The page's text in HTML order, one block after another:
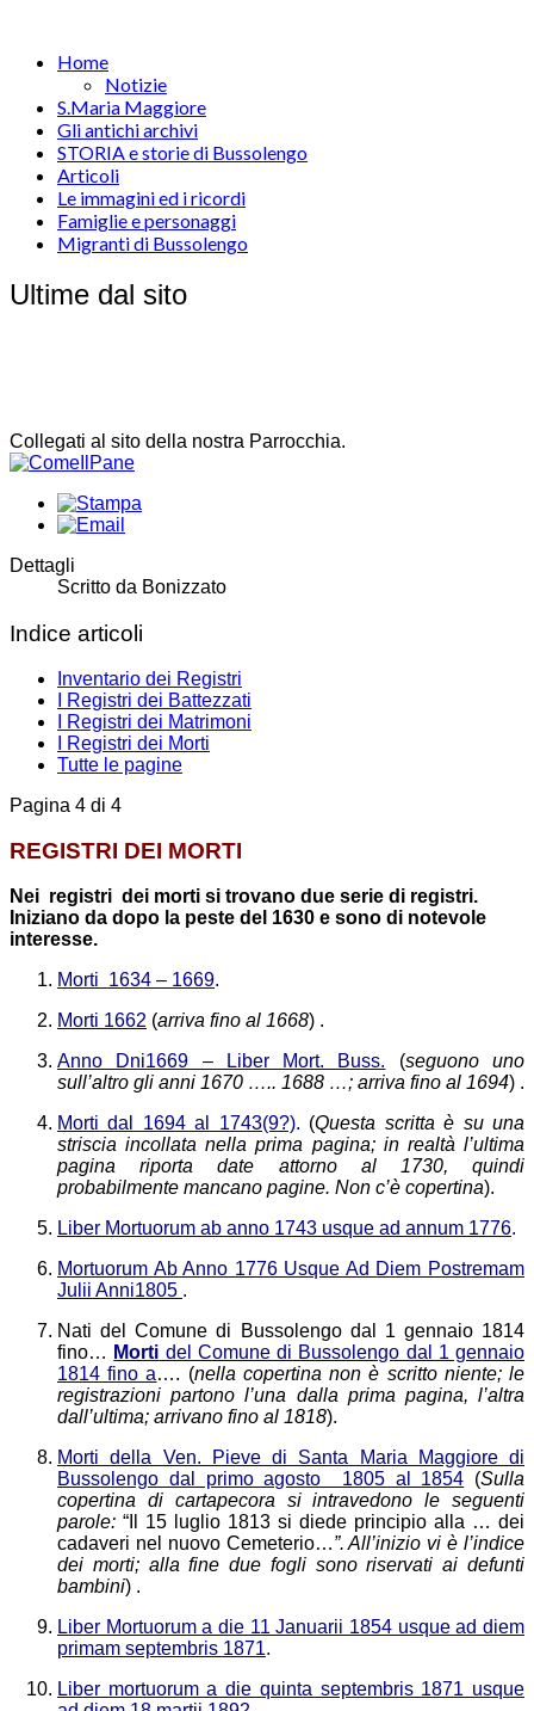
Home
Notizie
S.Maria Maggiore
Gli antichi archivi
STORIA e storie di Bussolengo
Articoli
Le immagini ed i ricordi
Famiglie e personaggi
Migranti di Bussolengo
Ultime dal sito
Collegati al sito della nostra Parrocchia.
Dettagli
Scritto da Bonizzato
Indice articoli
Inventario dei Registri
I Registri dei Battezzati
I Registri dei Matrimoni
I Registri dei Morti
Tutte le pagine
Pagina 4 di 4
REGISTRI DEI MORTI
Nei registri dei morti si trovano due serie di registri.
Iniziano da dopo la peste del 1630 e sono di notevole
interesse.
Morti 1634 – 1669.
Morti 1662 (arriva fino al 1668) .
Anno Dni1669 – Liber Mort. Buss. (seguono uno
sull’altro gli anni 1670 ….. 1688 …; arriva fino al 1694) .
Morti dal 1694 al 1743(9?). (Questa scritta è su una
striscia incollata nella prima pagina; in realtà l’ultima
pagina riporta date attorno al 1730, quindi
probabilmente mancano pagine. Non c’è copertina).
Liber Mortuorum ab anno 1743 usque ad annum 1776.
Mortuorum Ab Anno 1776 Usque Ad Diem Postremam
Julii Anni1805 .
Nati del Comune di Bussolengo dal 1 gennaio 1814
fino… Morti del Comune di Bussolengo dal 1 gennaio
1814 fino a…. (nella copertina non è scritto niente; le
registrazioni partono l’una dalla prima pagina, l’altra
dall’ultima; arrivano fino al 1818).
Morti della Ven. Pieve di Santa Maria Maggiore di
Bussolengo dal primo agosto 1805 al 1854 (Sulla
copertina di cartapecora si intravedono le seguenti
parole: “Il 15 luglio 1813 si diede principio alla … dei
cadaveri nel nuovo Cemeterio…”. All’inizio vi è l’indice
dei morti; alla fine due fogli sono riservati ai defunti
bambini) .
Liber Mortuorum a die 11 Januarii 1854 usque ad diem
primam septembris 1871.
Liber mortuorum a die quinta septembris 1871 usque